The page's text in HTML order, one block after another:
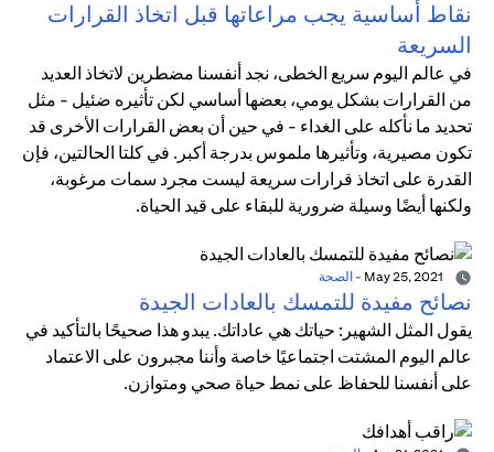
نقاط أساسية يجب مراعاتها قبل اتخاذ القرارات
السريعة
في عالم اليوم سريع الخطى، نجد أنفسنا مضطرين لاتخاذ العديد
من القرارات بشكل يومي، بعضها أساسي لكن تأثيره ضئيل - مثل
تحديد ما نأكله على الغداء - في حين أن بعض القرارات الأخرى قد
تكون مصيرية، وتأثيرها ملموس بدرجة أكبر. في كلتا الحالتين، فإن
القدرة على اتخاذ قرارات سريعة ليست مجرد سمات مرغوبة،
ولكنها أيضًا وسيلة ضرورية للبقاء على قيد الحياة.
- الصحة
نصائح مفيدة للتمسك بالعادات الجيدة
يقول المثل الشهير: حياتك هي عاداتك. يبدو هذا صحيحًا بالتأكيد في
عالم اليوم المشتت اجتماعيًا خاصة وأننا مجبرون على الاعتماد
على أنفسنا للحفاظ على نمط حياة صحي ومتوازن.